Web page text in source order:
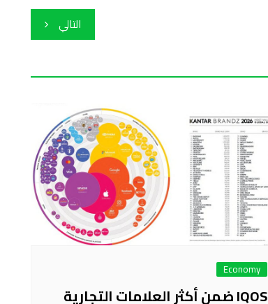
التالي
Economy
IQOS ضمن أكثر العلامات التجارية